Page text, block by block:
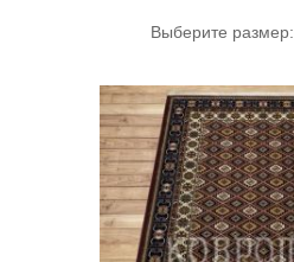
Выберите размер: